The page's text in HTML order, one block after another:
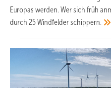
Europas werden. Wer sich früh
durch 25 Windfelderschippern.